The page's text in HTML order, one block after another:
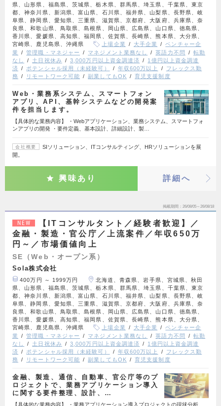
県、山形県、福島県、茨城県、栃木県、群馬県、埼玉県、千葉県、東京
都、神奈川県、新潟県、富山県、石川県、福井県、山梨県、長野県、岐
阜県、静岡県、愛知県、三重県、滋賀県、京都府、大阪府、兵庫県、奈
良県、和歌山県、鳥取県、島根県、岡山県、広島県、山口県、徳島県、
香川県、愛媛県、高知県、福岡県、佐賀県、長崎県、熊本県、大分県、
宮崎県、鹿児島県、沖縄県
上場企業 大手企業
ベンチャー企
業
管理職・マネジャー マネジメント業務なし 英語力不問
転勤
なし
土日祝休み 3,000万円以上資金調達済
1億円以上資金調達
済
ポテンシャル採用（未経験可） 年収600万以上
フレックス勤
務
リモートワーク可能 副業してもOK 育児支援制度
Web・業務系システム、スマートフォン
アプリ、API、基幹システムなどの開発案
件を担当します。
【具体的な業務内容】 ・Webアプリケーション、業務システム、スマートフォ
ンアプリの開発 ・要件定義、基本設計、詳細設計、製…
会社概要
SIソリューション、ITコンサルティング、HRソリューションを展
開。
興味あり 詳細へ
掲載期間 26/08/05～26/08/18
NEW
【ITコンサルタント／経験者歓迎】／
金融・製造・官公庁／上流案件／年収650万
円～／市場価値向上
SE（Web・オープン系）
Sola株式会社
400万円 ～ 1999万円
北海道、青森県、岩手県、宮城県、秋田
県、山形県、福島県、茨城県、栃木県、群馬県、埼玉県、千葉県、東京
都、神奈川県、新潟県、富山県、石川県、福井県、山梨県、長野県、岐
阜県、静岡県、愛知県、三重県、滋賀県、京都府、大阪府、兵庫県、奈
良県、和歌山県、鳥取県、島根県、岡山県、広島県、山口県、徳島県、
香川県、愛媛県、高知県、福岡県、佐賀県、長崎県、熊本県、大分県、
宮崎県、鹿児島県、沖縄県
上場企業 大手企業
ベンチャー企
業
管理職・マネジャー マネジメント業務なし 英語力不問
転勤
なし
土日祝休み 3,000万円以上資金調達済
1億円以上資金調達
済
ポテンシャル採用（未経験可） 年収600万以上
フレックス勤
務
リモートワーク可能 副業してもOK 育児支援制度
金融、製造、通信、自動車、官公庁等のプ
ロジェクトで、業務アプリケーション導入
に関する要件整理、設計、…
【具体的な業務内容】 ・業務アプリケーション導入プロジェクトの現状分析、